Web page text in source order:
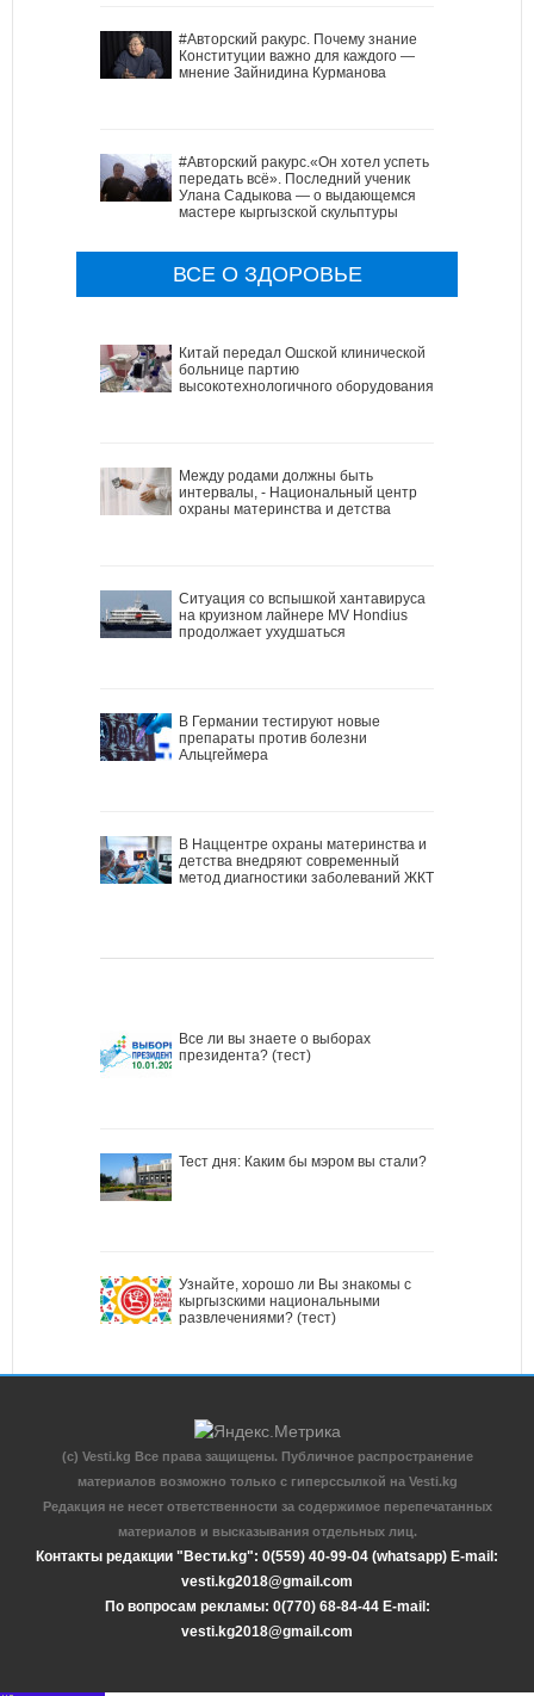
#Авторский ракурс. Почему знание
Конституции важно для каждого —
мнение Зайнидина Курманова
#Авторский ракурс.«Он хотел успеть
передать всё». Последний ученик
Улана Садыкова — о выдающемся
мастере кыргызской скульптуры
ВСЕ О ЗДОРОВЬЕ
Китай передал Ошской клинической
больнице партию
высокотехнологичного оборудования
Между родами должны быть
интервалы, - Национальный центр
охраны материнства и детства
Ситуация со вспышкой хантавируса
на круизном лайнере MV Hondius
продолжает ухудшаться
В Германии тестируют новые
препараты против болезни
Альцгеймера
В Наццентре охраны материнства и
детства внедряют современный
метод диагностики заболеваний ЖКТ
Все ли вы знаете о выборах
президента? (тест)
Тест дня: Каким бы мэром вы стали?
Узнайте, хорошо ли Вы знакомы с
кыргызскими национальными
развлечениями? (тест)
(c) Vesti.kg Все права защищены. Публичное распространение
материалов возможно только с гиперссылкой на Vesti.kg
Редакция не несет ответственности за содержимое перепечатанных
материалов и высказывания отдельных лиц.
Контакты редакции "Вести.kg": 0(559) 40-99-04 (whatsapp) E-mail:
vesti.kg2018@gmail.com
По вопросам рекламы: 0(770) 68-84-44 E-mail:
vesti.kg2018@gmail.com